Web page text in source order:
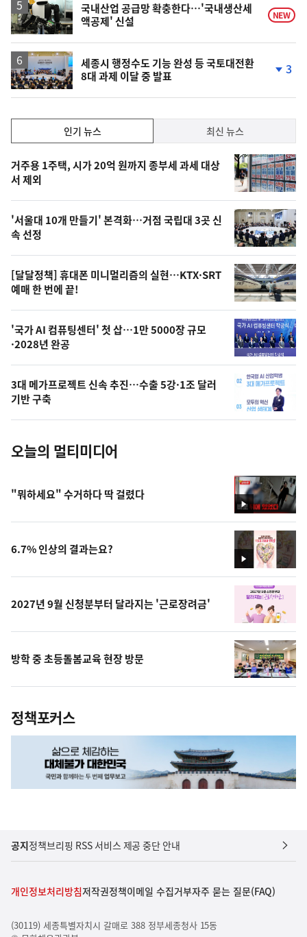
국내산업 공급망 확충한다…'국내생산세
액공제' 신설
NEW
세종시 행정수도 기능 완성 등 국토대전환
8대 과제 이달 중 발표
하
락
3
기,
최
신,
오
늘
의
영
상
오
의
사
진
인기 뉴스 최신 뉴스
기
뉴
스
거주용 1주택, 시가 20억 원까지 종부세 과세 대상
서 제외
'서울대 10개 만들기' 본격화…거점 국립대 3곳 신
속 선정
[달달정책] 휴대폰 미니멀리즘의 실현…KTX·SRT
예매 한 번에 끝!
'국가 AI 컴퓨팅센터' 첫 삽…1만 5000장 규모
·2028년 완공
3대 메가프로젝트 신속 추진…수출 5강·1조 달러
기반 구축
오늘의 멀티미디어
영
상
"뭐하세요" 수거하다 딱 걸렸다
영
상
6.7% 인상의 결과는요?
2027년 9월 신청분부터 달라지는 '근로장려금'
방학 중 초등돌봄교육 현장 방문
정책포커스
공지정책브리핑 RSS 서비스 제공 중단 안내
개인정보처리방침저작권정책이메일 수집거부자주 묻는 질문(FAQ)
(30119) 세종특별자치시 갈매로 388 정부세종청사 15동